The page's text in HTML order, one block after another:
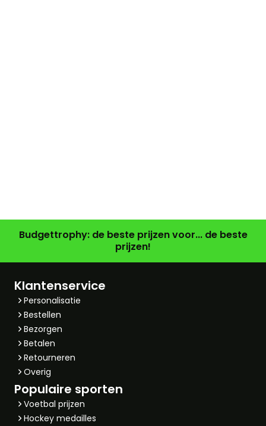
Budgettrophy: de beste prijzen voor... de beste
prijzen!
Klantenservice
Personalisatie
Bestellen
Bezorgen
Betalen
Retourneren
Overig
Populaire sporten
Voetbal prijzen
Hockey medailles